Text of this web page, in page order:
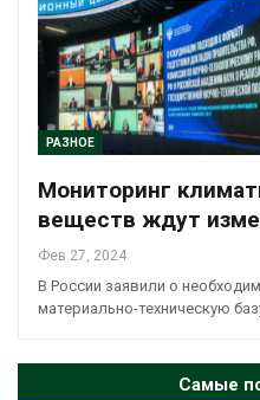
РАЗНОЕ
Мониторинг
веществ ждут
Фев 27, 2024
В России заявили о
материально-техническую
Самые